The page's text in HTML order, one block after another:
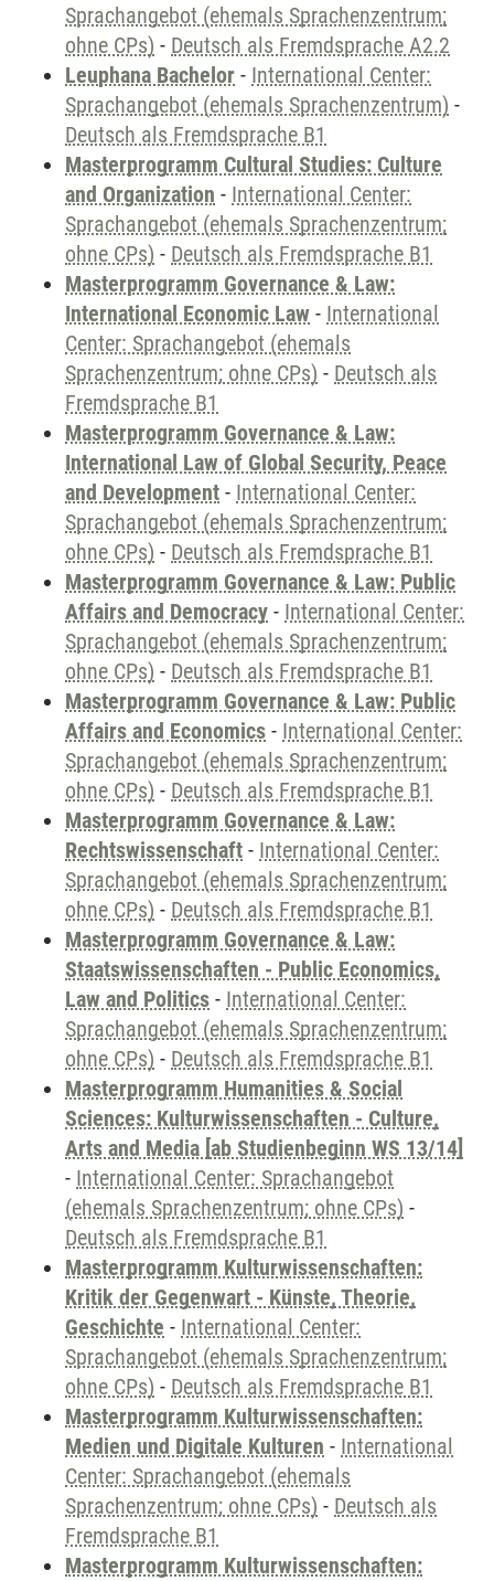
Sprachangebot (ehemals Sprachenzentrum;
ohne CPs) - Deutsch als Fremdsprache A2.2
Leuphana Bachelor - International Center:
Sprachangebot (ehemals Sprachenzentrum) -
Deutsch als Fremdsprache B1
Masterprogramm Cultural Studies: Culture
and Organization - International Center:
Sprachangebot (ehemals Sprachenzentrum;
ohne CPs) - Deutsch als Fremdsprache B1
Masterprogramm Governance & Law:
International Economic Law - International
Center: Sprachangebot (ehemals
Sprachenzentrum; ohne CPs) - Deutsch als
Fremdsprache B1
Masterprogramm Governance & Law:
International Law of Global Security, Peace
and Development - International Center:
Sprachangebot (ehemals Sprachenzentrum;
ohne CPs) - Deutsch als Fremdsprache B1
Masterprogramm Governance & Law: Public
Affairs and Democracy - International Center:
Sprachangebot (ehemals Sprachenzentrum;
ohne CPs) - Deutsch als Fremdsprache B1
Masterprogramm Governance & Law: Public
Affairs and Economics - International Center:
Sprachangebot (ehemals Sprachenzentrum;
ohne CPs) - Deutsch als Fremdsprache B1
Masterprogramm Governance & Law:
Rechtswissenschaft - International Center:
Sprachangebot (ehemals Sprachenzentrum;
ohne CPs) - Deutsch als Fremdsprache B1
Masterprogramm Governance & Law:
Staatswissenschaften - Public Economics,
Law and Politics - International Center:
Sprachangebot (ehemals Sprachenzentrum;
ohne CPs) - Deutsch als Fremdsprache B1
Masterprogramm Humanities & Social
Sciences: Kulturwissenschaften - Culture,
Arts and Media [ab Studienbeginn WS 13/14]
- International Center: Sprachangebot
(ehemals Sprachenzentrum; ohne CPs) -
Deutsch als Fremdsprache B1
Masterprogramm Kulturwissenschaften:
Kritik der Gegenwart - Künste, Theorie,
Geschichte - International Center:
Sprachangebot (ehemals Sprachenzentrum;
ohne CPs) - Deutsch als Fremdsprache B1
Masterprogramm Kulturwissenschaften:
Medien und Digitale Kulturen - International
Center: Sprachangebot (ehemals
Sprachenzentrum; ohne CPs) - Deutsch als
Fremdsprache B1
Masterprogramm Kulturwissenschaften: